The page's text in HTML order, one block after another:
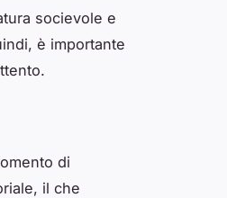
socievole e
è importante
di
il che